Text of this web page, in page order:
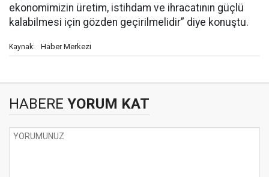
ekonomimizin üretim, istihdam ve ihracatının güçlü
kalabilmesi için gözden geçirilmelidir” diye konuştu.
Kaynak: Haber Merkezi
HABERE YORUM KAT